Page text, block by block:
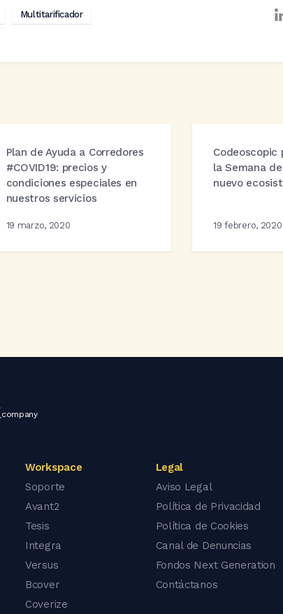
Multitarificador
Plan de Ayuda a Corredores
#COVID19: precios y
condiciones especiales en
nuestros servicios
19 marzo, 2020
Codeoscopic
la Semana
nuevo
19 febrero, 2020
company
Workspace
Soporte
Avant2
Tesis
Integra
Versus
Bcover
Coverize
Legal
Aviso Legal
Política de Privacidad
Política de Cookies
Canal de Denuncias
Fondos Next Generation
Contáctanos